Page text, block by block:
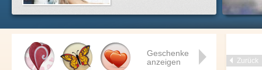
Zurück
Geschenke
anzeigen